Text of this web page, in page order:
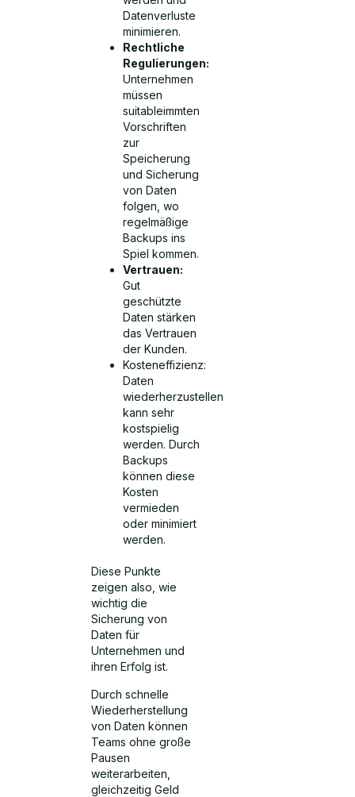
Datenverluste
minimieren.
Rechtliche
Regulierungen:
Unternehmen
müssen
suitableimmten
Vorschriften
zur
Speicherung
und Sicherung
von Daten
folgen, wo
regelmäßige
Backups ins
Spiel kommen.
Vertrauen:
Gut
geschützte
Daten stärken
das Vertrauen
der Kunden.
Kosteneffizienz:
Daten
wiederherzustellen
kann sehr
kostspielig
werden. Durch
Backups
können diese
Kosten
vermieden
oder minimiert
werden.
Diese Punkte
zeigen also, wie
wichtig die
Sicherung von
Daten für
Unternehmen und
ihren Erfolg ist.
Durch schnelle
Wiederherstellung
von Daten können
Teams ohne große
Pausen
weiterarbeiten,
gleichzeitig Geld